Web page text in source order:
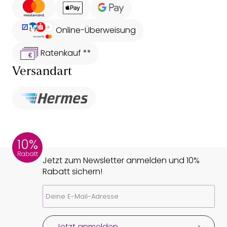
Online-Überweisung
Ratenkauf **
Versandart
10%
Rabatt
Jetzt zum Newsletter anmelden und 10%
Rabatt sichern!